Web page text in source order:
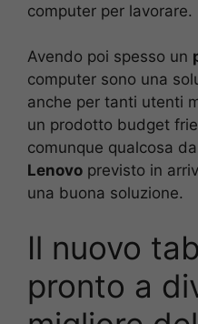
computer per lavorare.
Avendo poi spesso un
computer sono una
anche per tanti utenti
un prodotto budget
comunque qualcosa
Lenovo previsto in
una buona soluzione.
Il nuovo
pronto a